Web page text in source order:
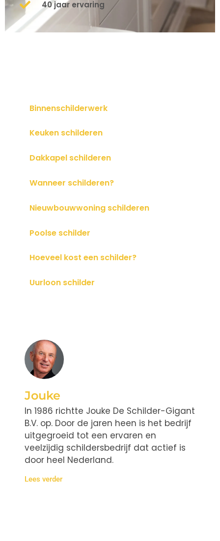
40 jaar ervaring
Binnenschilderwerk
Keuken schilderen
Dakkapel schilderen
Wanneer schilderen?
Nieuwbouwwoning schilderen
Poolse schilder
Hoeveel kost een schilder?
Uurloon schilder
Jouke
In 1986 richtte Jouke De Schilder-Gigant
B.V. op. Door de jaren heen is het bedrijf
uitgegroeid tot een ervaren en
veelzijdig schildersbedrijf dat actief is
door heel Nederland.
Lees verder